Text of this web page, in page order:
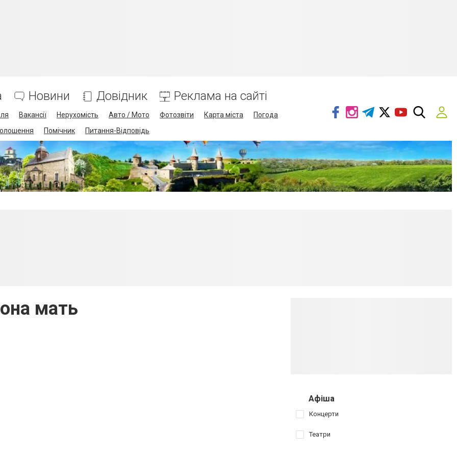
Новини Довідник Реклама на сайті
Вакансії Нерухомість Авто / Мото Фотозвіти Карта міста
Погода
Помічник Питання-Відповідь
мать
Афіша
Концерти
Театри